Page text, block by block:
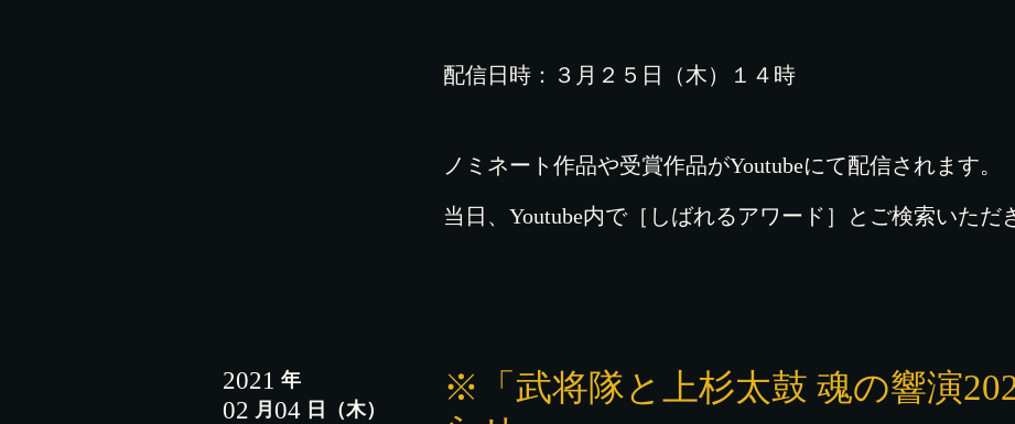
配信日時：３月２５日（木）１４時
ノミネート作品や受賞作品がYoutubeにて配信されます。
当日、Youtube内で［しばれるアワード］とご検索いただ
2021 年
02 月 04 日 （木）
※「武将隊と上杉太鼓 魂の響演